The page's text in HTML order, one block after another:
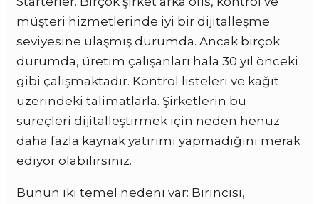
müşteri hizmetlerinde iyi bir dijitalleşme
seviyesine ulaşmış durumda. Ancak birçok
durumda, üretim çalışanları hala 30 yıl önceki
gibi çalışmaktadır. Kontrol listeleri ve kağıt
üzerindeki talimatlarla. Şirketlerin bu
süreçleri dijitalleştirmek için neden henüz
daha fazla kaynak yatırımı yapmadığını merak
ediyor olabilirsiniz.
Bunun iki temel nedeni var: Birincisi,